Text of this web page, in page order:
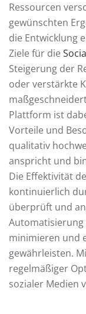
Ressourcen
gewünschten
die Entwicklung
Ziele für die
Steigerung der
oder verstärkte
Plattform ist
Vorteile und
qualitativ
anspricht und
Die Effektivität
kontinuierlich
überprüft und
Automatisierung
minimieren und
gewährleisten.
regelmäßiger
sozialer Medien